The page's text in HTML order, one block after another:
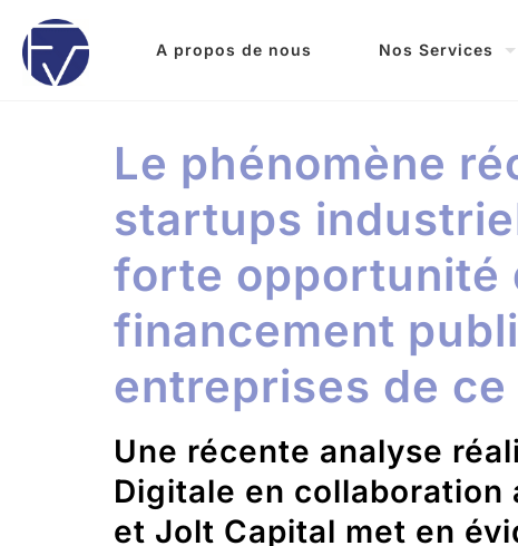
A propos de nous Nos Services
Le phénomène
startups
forte opportunité
financement
entreprises de
Une récente analyse
Digitale en collaboration
et Jolt Capital met en